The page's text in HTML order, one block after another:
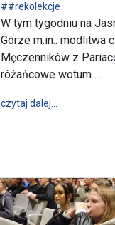
##rekolekcje
W tym tygodniu na
Górze m.in.: modlitwa
Męczenników z
różańcowe wotum …
czytaj dalej… wpis W tym